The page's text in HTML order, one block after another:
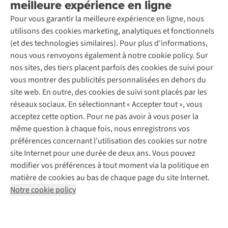
meilleure expérience en ligne
Pour vous garantir la meilleure expérience en ligne, nous
utilisons des cookies marketing, analytiques et fonctionnels
(et des technologies similaires). Pour plus d'informations,
nous vous renvoyons également à notre cookie policy. Sur
nos sites, des tiers placent parfois des cookies de suivi pour
vous montrer des publicités personnalisées en dehors du
site web. En outre, des cookies de suivi sont placés par les
réseaux sociaux. En sélectionnant « Accepter tout », vous
acceptez cette option. Pour ne pas avoir à vous poser la
même question à chaque fois, nous enregistrons vos
préférences concernant l’utilisation des cookies sur notre
site Internet pour une durée de deux ans. Vous pouvez
modifier vos préférences à tout moment via la politique en
matière de cookies au bas de chaque page du site Internet.
Notre cookie policy
Entretien & réparations
Garantie
Contactez-nous
Nos magasins
À propos d’A.S.Adventure
Déclaration d'accessibilité
Entretien de ski
Service de lavage
Entretien de chaussures
Réparation de chaussures
Réparation de vêtements
Retouches
Pour les entreprises
Explore Camp
Gear Check
Expertise & conseils
Abonnez-vous à la newsletter
Suivez-nous
Mentions légales
Politique de confidentialité
Conditions générales
Cookie Policy
AS Adventure Luxemburg SA,